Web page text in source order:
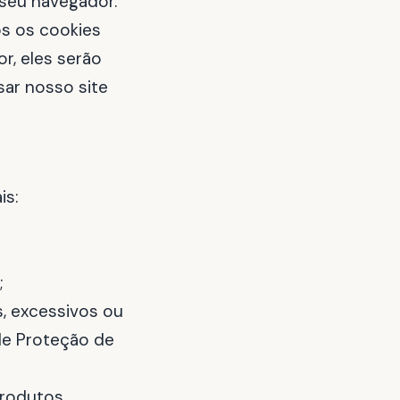
os cookies
eles serão
nosso site
excessivos ou
Proteção de